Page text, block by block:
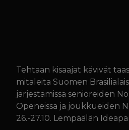
IN ENGLISH
TREENIKALENTERI
Tehtaan kisaajat kävivät
mitaleita Suomen
järjestämissä senioreiden
Openeissa ja joukkueiden
26.-27.10. Lempäälän